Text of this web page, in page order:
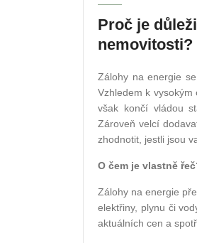
Proč je
nemovitosti?
Zálohy na energie
Vzhledem k
však končí vládou
Zároveň velcí
zhodnotit, jestli jsou
O čem je vlastně
Zálohy na energie
elektřiny, plynu či
aktuálních cen a